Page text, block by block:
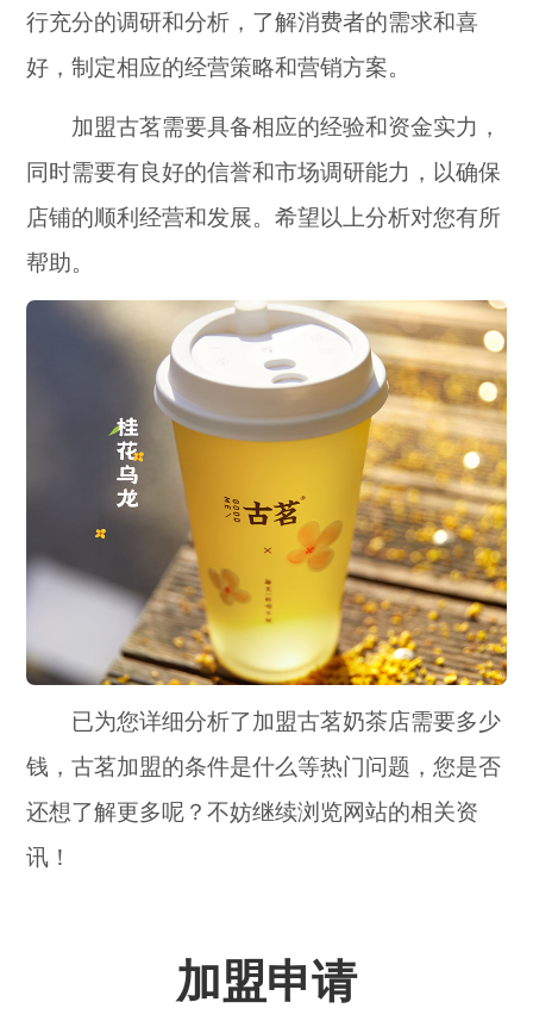
行充分的调研和分析，了解消费者的需求和喜
好，制定相应的经营策略和营销方案。
加盟古茗需要具备相应的经验和资金实力，
同时需要有良好的信誉和市场调研能力，以确保
店铺的顺利经营和发展。希望以上分析对您有所
帮助。
已为您详细分析了加盟古茗奶茶店需要多少
钱，古茗加盟的条件是什么等热门问题，您是否
还想了解更多呢？不妨继续浏览网站的相关资
讯！
加盟申请